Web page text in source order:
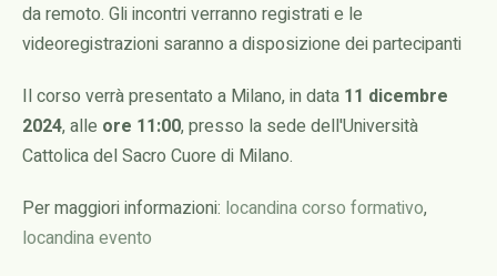
da remoto. Gli incontri verranno registrati e le
videoregistrazioni saranno a disposizione dei partecipanti
Il corso verrà presentato a Milano, in data 11 dicembre
2024, alle ore 11:00, presso la sede dell'Università
Cattolica del Sacro Cuore di Milano.
Per maggiori informazioni: locandina corso formativo,
locandina evento